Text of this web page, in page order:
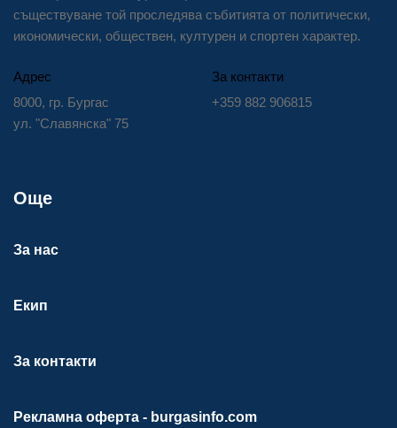
съществуване той проследява събитията от политически,
икономически, обществен, културен и спортен характер.
Адрес
8000, гр. Бургас
ул. "Славянска" 75
За контакти
+359 882 906815
Още
За нас
Екип
За контакти
Рекламна оферта - burgasinfo.com